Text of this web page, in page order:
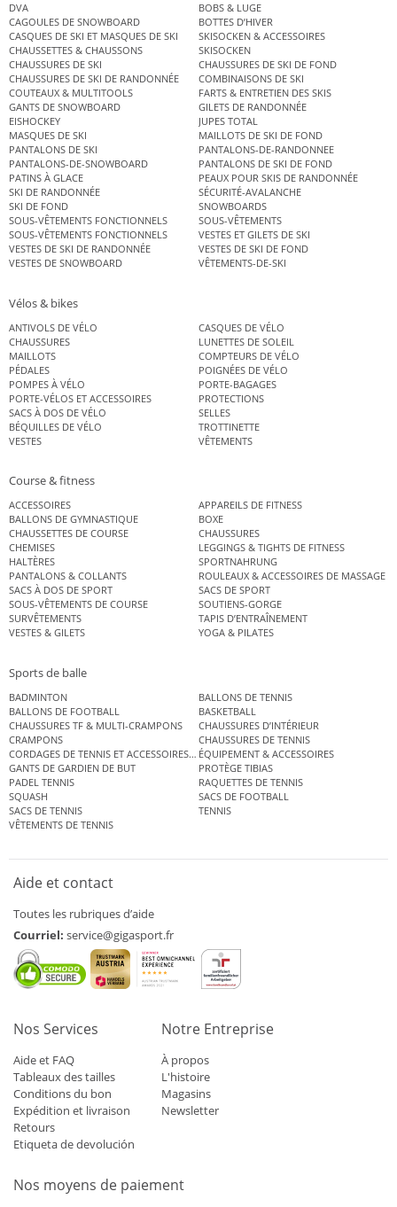
DVA
BOBS & LUGE
CAGOULES DE SNOWBOARD
BOTTES D’HIVER
CASQUES DE SKI ET MASQUES DE SKI
SKISOCKEN & ACCESSOIRES
CHAUSSETTES & CHAUSSONS
SKISOCKEN
CHAUSSURES DE SKI
CHAUSSURES DE SKI DE FOND
CHAUSSURES DE SKI DE RANDONNÉE
COMBINAISONS DE SKI
COUTEAUX & MULTITOOLS
FARTS & ENTRETIEN DES SKIS
GANTS DE SNOWBOARD
GILETS DE RANDONNÉE
EISHOCKEY
JUPES TOTAL
MASQUES DE SKI
MAILLOTS DE SKI DE FOND
PANTALONS DE SKI
PANTALONS-DE-RANDONNEE
PANTALONS-DE-SNOWBOARD
PANTALONS DE SKI DE FOND
PATINS À GLACE
PEAUX POUR SKIS DE RANDONNÉE
SKI DE RANDONNÉE
SÉCURITÉ-AVALANCHE
SKI DE FOND
SNOWBOARDS
SOUS-VÊTEMENTS FONCTIONNELS
SOUS-VÊTEMENTS
SOUS-VÊTEMENTS FONCTIONNELS
VESTES ET GILETS DE SKI
VESTES DE SKI DE RANDONNÉE
VESTES DE SKI DE FOND
VESTES DE SNOWBOARD
VÊTEMENTS-DE-SKI
Vélos & bikes
ANTIVOLS DE VÉLO
CASQUES DE VÉLO
CHAUSSURES
LUNETTES DE SOLEIL
MAILLOTS
COMPTEURS DE VÉLO
PÉDALES
POIGNÉES DE VÉLO
POMPES À VÉLO
PORTE-BAGAGES
PORTE-VÉLOS ET ACCESSOIRES
PROTECTIONS
SACS À DOS DE VÉLO
SELLES
BÉQUILLES DE VÉLO
TROTTINETTE
VESTES
VÊTEMENTS
Course & fitness
ACCESSOIRES
APPAREILS DE FITNESS
BALLONS DE GYMNASTIQUE
BOXE
CHAUSSETTES DE COURSE
CHAUSSURES
CHEMISES
LEGGINGS & TIGHTS DE FITNESS
HALTÈRES
SPORTNAHRUNG
PANTALONS & COLLANTS
ROULEAUX & ACCESSOIRES DE MASSAGE
SACS À DOS DE SPORT
SACS DE SPORT
SOUS-VÊTEMENTS DE COURSE
SOUTIENS-GORGE
SURVÊTEMENTS
TAPIS D’ENTRAÎNEMENT
VESTES & GILETS
YOGA & PILATES
Sports de balle
BADMINTON
BALLONS DE TENNIS
BALLONS DE FOOTBALL
BASKETBALL
CHAUSSURES TF & MULTI-CRAMPONS
CHAUSSURES D’INTÉRIEUR
CRAMPONS
CHAUSSURES DE TENNIS
CORDAGES DE TENNIS ET ACCESSOIRES DE TENNISÉQUIPEMENT & ACCESSOIRES
GANTS DE GARDIEN DE BUT
PROTÈGE TIBIAS
PADEL TENNIS
RAQUETTES DE TENNIS
SQUASH
SACS DE FOOTBALL
SACS DE TENNIS
TENNIS
VÊTEMENTS DE TENNIS
Aide et contact
Toutes les rubriques d’aide
Courriel: service@gigasport.fr
Nos Services
Aide et FAQ
Tableaux des tailles
Conditions du bon
Expédition et livraison
Retours
Etiqueta de devolución
Notre Entreprise
À propos
L'histoire
Magasins
Newsletter
Nos moyens de paiement